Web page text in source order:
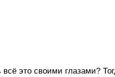
это своими глазами?